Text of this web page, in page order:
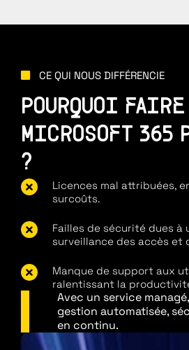
CE QUI NOUS DIFFÉRENCIE
POURQUOI FAIRE
MICROSOFT 365
?
Licences mal attribuées,
surcoûts.
Failles de sécurité dues à
surveillance des accès et
Manque de support aux
ralentissant la
Avec un service
gestion automatisée,
en continu.